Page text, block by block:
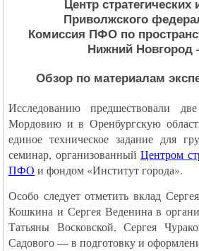
Центр стратегических
Приволжского
Комиссия ПФО по
Нижний
Обзор по материалам
Исследованию предшествовали
Мордовию и в Оренбургскую
единое техническое задание для
семинар, организованный Центром
ПФО и фондом «Институт города».
Особо следует отметить вклад
Кошкина и Сергея Веденина в
Татьяны Восковской, Сергея
Садового — в подготовку и